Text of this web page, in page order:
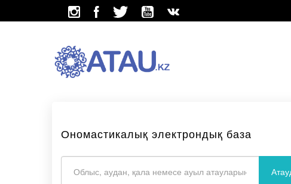
Ономастикалық электрондық база